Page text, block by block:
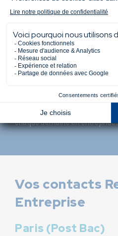
Avantages de ce rythme :
une meilleure immersion en
un meilleur suivi des projets
Recruter un BTS
Le rythme de3 jours en
formationsur 24 mois permet
chaque semaine en entreprise.
Vos contacts
Entreprise
Paris (Post Bac)